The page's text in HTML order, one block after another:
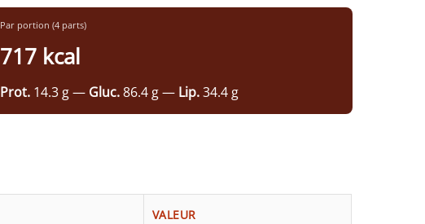
Par portion (4 parts)
717 kcal
Prot. 14.3 g — Gluc.86.4 g — Lip.34.4 g
VALEUR